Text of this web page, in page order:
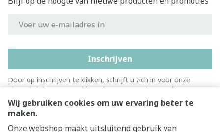
Wij gebruiken cookies om uw ervaring beter te
maken.
Onze webshop maakt uitsluitend gebruik van
Inschrijven
Door op inschrijven te klikken, schrijft u zich in voor onze
nieuwsbrief en gaat u akkoord met onzeprivacy policy.